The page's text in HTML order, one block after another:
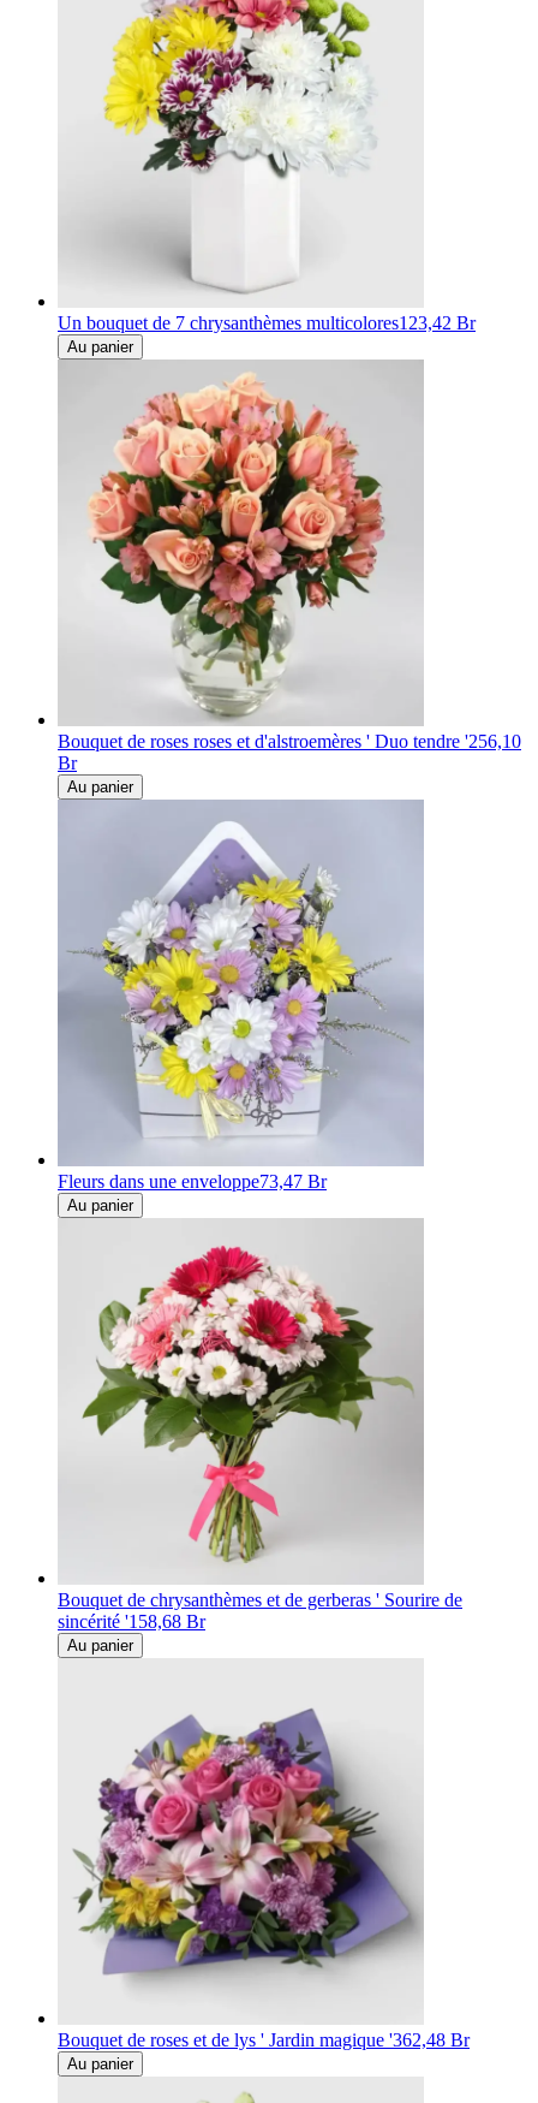
Un bouquet de 7 chrysanthèmes multicolores123,42 Br
Au panier
Bouquet de roses roses et d'alstroemères ' Duo tendre '256,10
Br
Au panier
Fleurs dans une enveloppe73,47 Br
Au panier
Bouquet de chrysanthèmes et de gerberas ' Sourire de
sincérité '158,68 Br
Au panier
Bouquet de roses et de lys ' Jardin magique '362,48 Br
Au panier